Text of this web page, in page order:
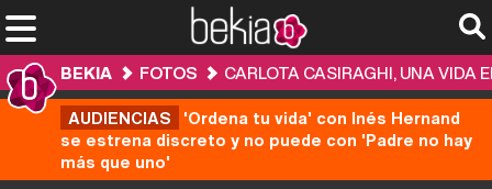
BEKIA FOTOS
CARLOTA CASIRAGHI, UNA VIDA
AUDIENCIAS 'Ordena tu vida' con Inés Hernand
se estrena discreto y no puede con 'Padre no hay
más que uno'